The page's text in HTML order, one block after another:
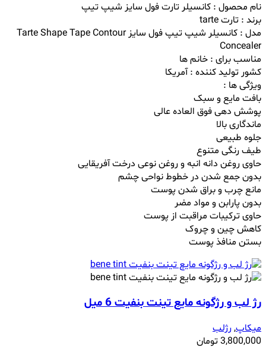
نام محصول : کانسیلر تارت فول سایز شیپ تیپ
برند : تارت tarte
مدل : کانسیلر شیپ تیپ فول سایز Tarte Shape Tape Contour
Concealer
مناسب برای : خانم ها
کشور تولید کننده : آمریکا
ویژگی ها :
بافت مایع و سبک
پوشش دهی فوق العاده عالی
ماندگاری بالا
جلوه طبیعی
طیف رنگی متنوع
حاوی روغن دانه انبه و روغن نوعی درخت آفریقایی
بدون جمع شدن در خطوط نواحی چشم
مانع چرب و براق شدن پوست
بدون پارابن و مواد مضر
حاوی ترکیبات مراقبت از پوست
کاهش چین و چروک
بستن منافذ پوست
رژ لب و رژگونه مایع تینت بنفیت 6 میل
میکاپ,رژلب
3,800,000تومان